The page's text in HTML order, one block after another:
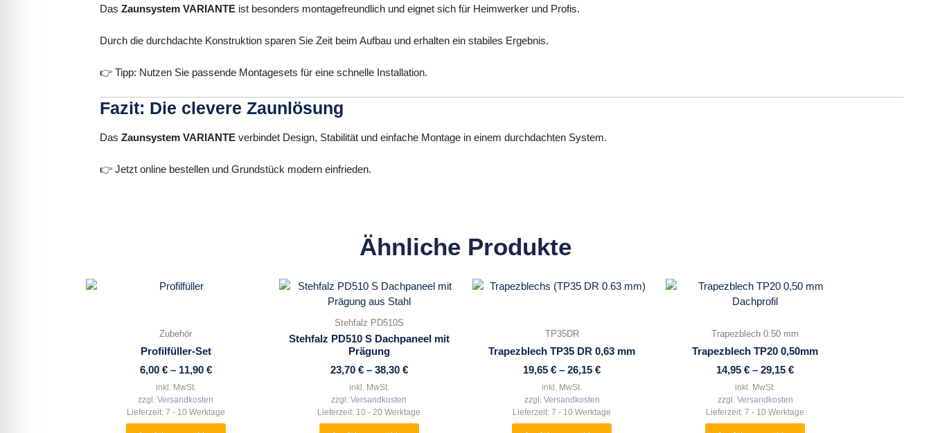
DasZaunsystem VARIANTE ist besonders montagefreundlich und eignet sich für Heimwerker und Profis.
Durch die durchdachte Konstruktion sparen Sie Zeit beim Aufbau und erhalten ein stabiles Ergebnis.
👉 Tipp: Nutzen Sie passende Montagesets für eine schnelle Installation.
Fazit: Die clevere Zaunlösung
DasZaunsystem VARIANTE verbindet Design, Stabilität und einfache Montage in einem durchdachten System.
👉 Jetzt online bestellen und Grundstück modern einfrieden.
Ähnliche Produkte
Zubehör
Profilfüller-Set
6,00 €– 11,90 €
inkl. MwSt.
zzgl.Versandkosten
Lieferzeit: 7 - 10 Werktage
Dieses
mehrere
Varianten
Die
Optionen
können
auf
Stehfalz PD510S
Stehfalz PD510 S Dachpaneel mit
Prägung
23,70 €– 38,30 €
inkl. MwSt.
zzgl.Versandkosten
Lieferzeit: 10 - 20 Werktage
Dieses
Produkt
Varianten
Die
Optionen
können
auf
TP35DR
Trapezblech TP35 DR 0,63 mm
19,65€ –26,15€
inkl. MwSt.
zzgl. Versandkosten
Lieferzeit:7 - 10 Werktage
Dieses
mehrere
Varianten
Die
Optionen
können
auf
Trapezblech 0.50 mm
Trapezblech TP20 0,50mm
14,95€ –29,15€
inkl. MwSt.
zzgl. Versandkosten
Lieferzeit:7 - 10 Werktage
Dieses
Produkt
mehrere
Varianten
Die
Optionen
können
auf